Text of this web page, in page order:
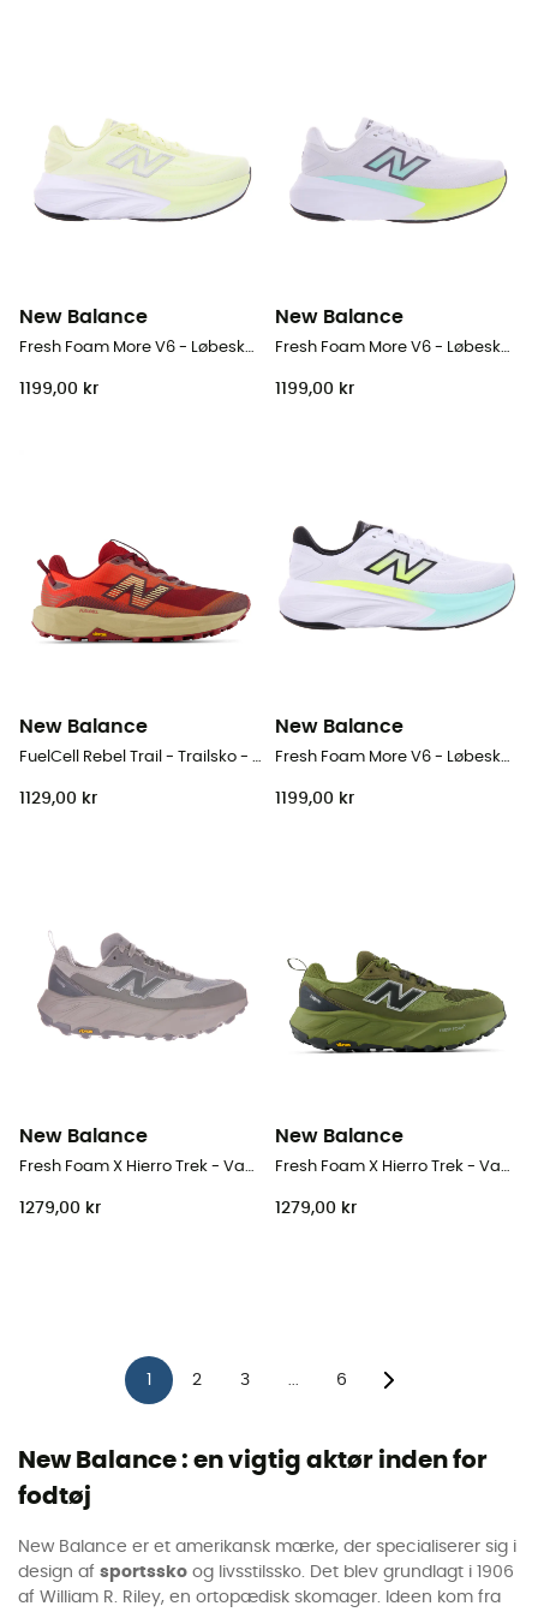
New Balance
1199,00 kr
New Balance
1199,00 kr
New Balance
1129,00 kr
New Balance
1199,00 kr
New Balance
1279,00 kr
New Balance
1279,00 kr
2 3 6
New Balance : en vigtig aktør inden for
fodtøj
New Balance er et amerikansk mærke, der specialiserer sig i
design af sportssko og livsstilssko. Det blev grundlagt i 1906
af William R. Riley, en ortopædisk skomager. Ideen kom fra